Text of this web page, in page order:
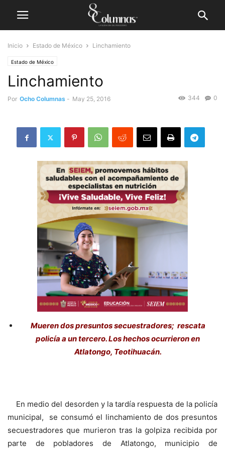
Inicio Estado de México Linchamiento
Estado de México
Linchamiento
Por Ocho Columnas - May 25, 2016 0
344
Mueren dos presuntos secuestradores; rescata
policía a un tercero. Los hechos ocurrieron en
Atlatongo, Teotihuacán.
En medio del desorden y la tardía respuesta de la policía
municipal, se consumó el linchamiento de dos presuntos
secuestradores que murieron tras la golpiza recibida por
parte de pobladores de Atlatongo, municipio de